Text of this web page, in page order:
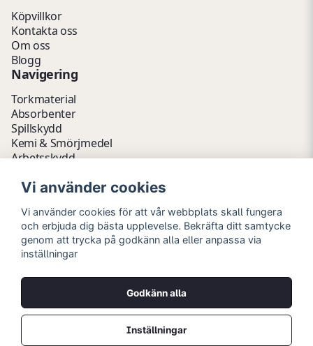
Köpvillkor
Kontakta oss
Om oss
Blogg
Navigering
Torkmaterial
Absorbenter
Spillskydd
Kemi & Smörjmedel
Arbetsskydd
Avfallshantering
Fathantering
Emballage & Tillbehör
Lager & Kontor
Hygien- & Städartiklar
Outlet
Copyright © 2026 Myrins Industri AB
Alla rättigheter reserverade.
Vi använder cookies
Vi använder cookies för att vår webbplats skall fungera
och erbjuda dig bästa upplevelse. Bekräfta ditt samtycke
genom att trycka på godkänn alla eller anpassa via
inställningar
Godkänn alla
Inställningar